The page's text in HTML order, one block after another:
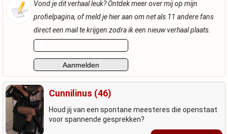
Vond je dit verhaal leuk? Ontdek meer over mij op mijn
profielpagina, of meld je hier aan om net als 11 andere fans
direct een mail te krijgen zodra ik een nieuw verhaal plaats.
Cunnilinus (46)
Houd jij van een spontane meesteres die openstaat
voor spannende gesprekken?